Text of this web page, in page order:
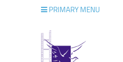
PRIMARY MENU